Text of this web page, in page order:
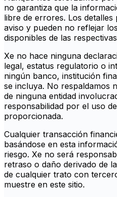
no garantiza que la
libre de errores. Los
aviso y pueden no reflejar
disponibles de las
Xe no hace ninguna
legal, estatus regulatorio o
ningún banco, institución
se incluya. No respaldamos
de ninguna entidad
responsabilidad por el uso
proporcionada.
Cualquier transacción
basándose en esta
riesgo. Xe no será
retraso o daño derivado de
de cualquier trato con
muestre en este sitio.